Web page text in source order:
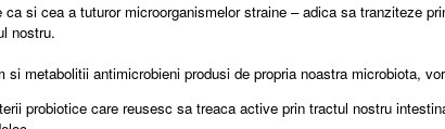
si cea a tuturor microorganismelor straine – adica sa tranziteze
nostru.
metabolitii antimicrobieni produsi de propria noastra microbiota,
probiotice care reusesc sa treaca active prin tractul nostru